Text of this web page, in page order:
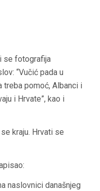
se fotografija
“Vučić pada u
treba pomoć, Albanci i
i Hrvate”, kao i
kraju. Hrvati se
naslovnici današnjeg